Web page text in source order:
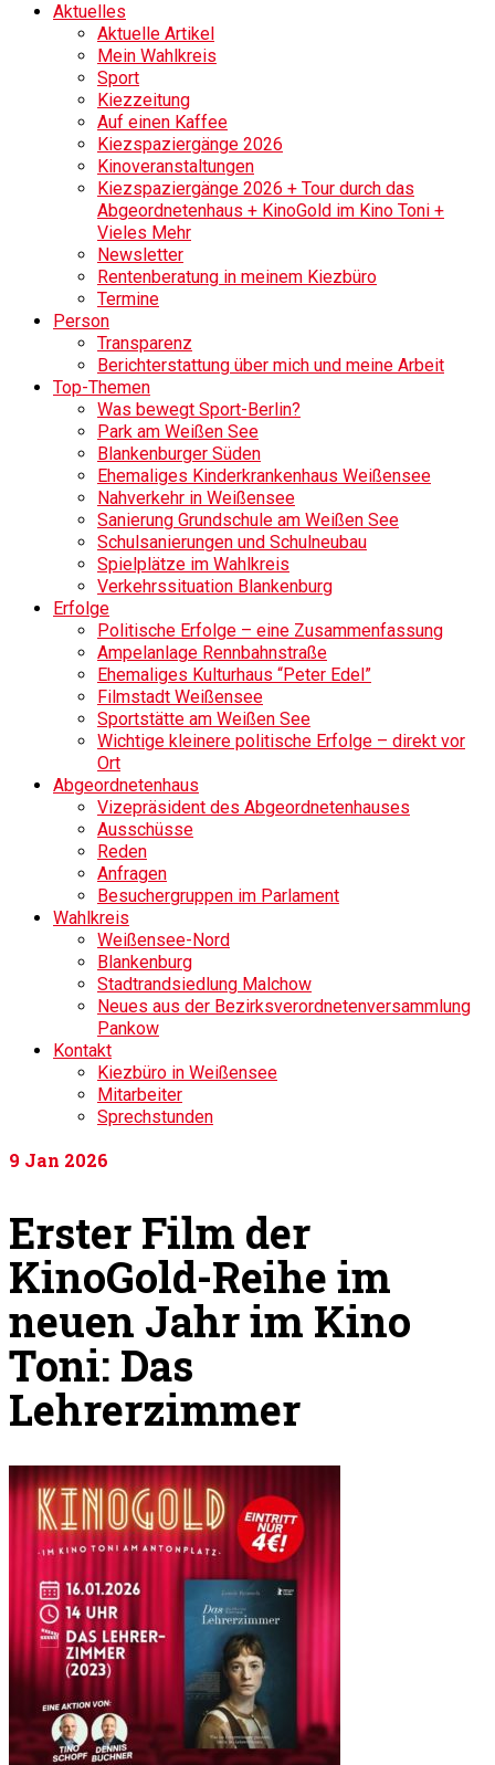
Aktuelles
Aktuelle Artikel
Mein Wahlkreis
Sport
Kiezzeitung
Auf einen Kaffee
Kiezspaziergänge 2026
Kinoveranstaltungen
Kiezspaziergänge 2026 + Tour durch das
Abgeordnetenhaus + KinoGold im Kino Toni +
Vieles Mehr
Newsletter
Rentenberatung in meinem Kiezbüro
Termine
Person
Transparenz
Berichterstattung über mich und meine Arbeit
Top-Themen
Was bewegt Sport-Berlin?
Park am Weißen See
Blankenburger Süden
Ehemaliges Kinderkrankenhaus Weißensee
Nahverkehr in Weißensee
Sanierung Grundschule am Weißen See
Schulsanierungen und Schulneubau
Spielplätze im Wahlkreis
Verkehrssituation Blankenburg
Erfolge
Politische Erfolge – eine Zusammenfassung
Ampelanlage Rennbahnstraße
Ehemaliges Kulturhaus “Peter Edel”
Filmstadt Weißensee
Sportstätte am Weißen See
Wichtige kleinere politische Erfolge – direkt vor
Ort
Abgeordnetenhaus
Vizepräsident des Abgeordnetenhauses
Ausschüsse
Reden
Anfragen
Besuchergruppen im Parlament
Wahlkreis
Weißensee-Nord
Blankenburg
Stadtrandsiedlung Malchow
Neues aus der Bezirksverordnetenversammlung
Pankow
Kontakt
Kiezbüro in Weißensee
Mitarbeiter
Sprechstunden
9 Jan 2026
Erster Film der
KinoGold-Reihe im
neuen Jahr im Kino
Toni: Das
Lehrerzimmer